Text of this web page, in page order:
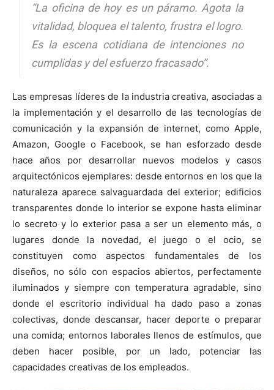
“La oficina de hoy es un páramo. Agota la
vitalidad, bloquea el talento, frustra el logro.
Es la escena cotidiana de intenciones no
cumplidas y del esfuerzo fracasado”.
Las empresas líderes de la industria creativa, asociadas a
la implementación y el desarrollo de las tecnologías de
comunicación y la expansión de internet, como Apple,
Amazon, Google o Facebook, se han esforzado desde
hace años por desarrollar nuevos modelos y casos
arquitectónicos ejemplares: desde entornos en los que la
naturaleza aparece salvaguardada del exterior; edificios
transparentes donde lo interior se expone hasta eliminar
lo secreto y lo exterior pasa a ser un elemento más, o
lugares donde la novedad, el juego o el ocio, se
constituyen como aspectos fundamentales de los
diseños, no sólo con espacios abiertos, perfectamente
iluminados y siempre con temperatura agradable, sino
donde el escritorio individual ha dado paso a zonas
colectivas, donde descansar, hacer deporte o preparar
una comida; entornos laborales llenos de estímulos, que
deben hacer posible, por un lado, potenciar las
capacidades creativas de los empleados.